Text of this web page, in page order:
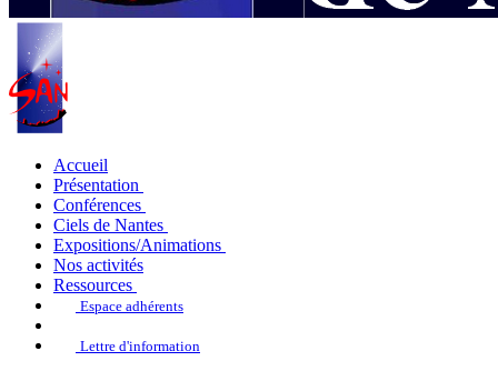
Accueil
Présentation
Conférences
Ciels de Nantes
Expositions/Animations
Nos activités
Ressources
Espace adhérents
Lettre d'information